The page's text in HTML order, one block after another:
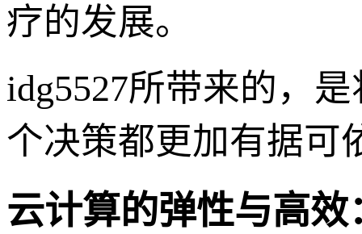
疗的发展。
idg5527所带来的，
个决策都更加有据可
云计算的弹性与高